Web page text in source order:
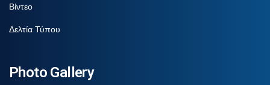
Βίντεο
Δελτία Τύπου
Photo Gallery